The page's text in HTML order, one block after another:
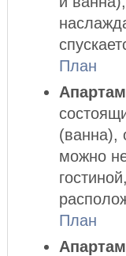
План
(ванна),
можно
План